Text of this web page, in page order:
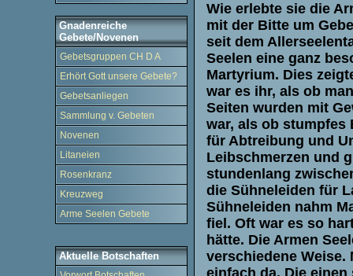
Gnadenreiche
Gebete/Novenen
Gebetsgruppen CH D A
Erhört Gott unsere Gebete?
Gebetsanliegen
Sammlung v. Gebeten
Novenen
Litaneien
Rosenkranz
Kreuzweg
Arme Seelen Gebete
Aktuelle Botschaften
Wie erlebte sie die
mit der Bitte um
seit dem
Seelen eine ganz
Martyrium. Dies
war es ihr, als ob
Seiten wurden mit
war, als ob stumpfes
für Abtreibung und
Leibschmerzen und
stundenlang
die Sühneleiden für
Sühneleiden nahm
fiel. Oft war es so
hätte. Die Armen
verschiedene Weise.
einfach da. Die